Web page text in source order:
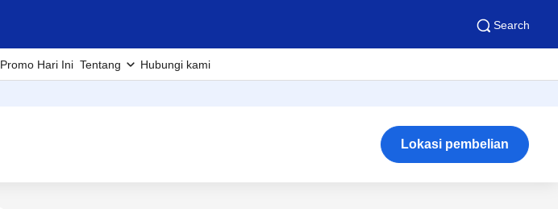
Search
Promo Hari Ini Tentang Hubungi kami
Lokasi pembelian